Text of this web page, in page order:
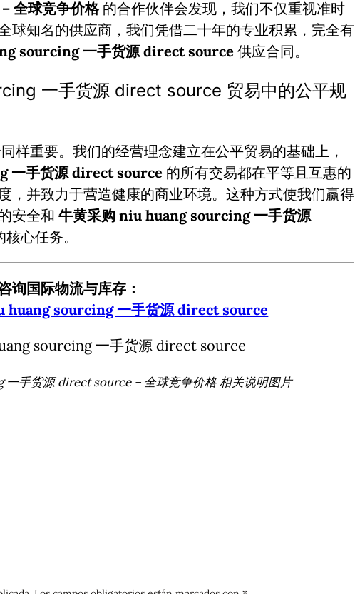
全球竞争价格的合作伙伴会发现，我们不仅重视准时
球知名的供应商，我们凭借二十年的专业积累，完全有
sourcing 一手货源 direct source 供应合同。
一手货源 direct source 贸易中的公平规
样重要。我们的经营理念建立在公平贸易的基础上，
一手货源 direct source 的所有交易都在平等且互惠的
，并致力于营造健康的商业环境。这种方式使我们赢得
安全和 牛黄采购 niu huang sourcing 一手货源
心任务。
询国际物流与库存：
huang sourcing 一手货源 direct source
手货源 direct source – 全球竞争价格 相关说明图片